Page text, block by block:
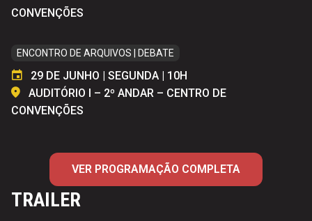
CONVENÇÕES
ENCONTRO DE ARQUIVOS | DEBATE
29 DE JUNHO | SEGUNDA | 10H
AUDITÓRIO I – 2º ANDAR – CENTRO DE
CONVENÇÕES
VER PROGRAMAÇÃO COMPLETA
TRAILER